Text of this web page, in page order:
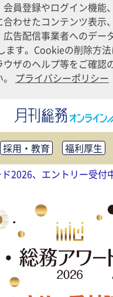
会員登録やログイン機能
わせたコンテンツ表示
告配信事業者へのデー
ます。Cookieの削除方
ザのヘルプ等をご確認
プライバシーポリシー
採用・教育
福利厚生
働き方改革
ライアンス
メント・BCP
報
ミュニケーション活性化
移転
CSR・SDGs
活用・DX
金・コスト削減
ング・BPO
調査・レ
2026、エントリー受付